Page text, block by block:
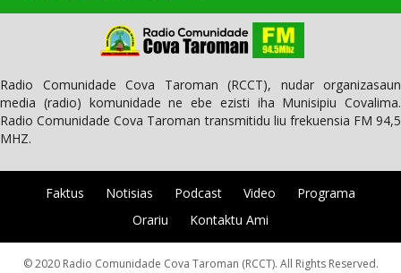
Radio Comunidade Cova Taroman (RCCT), nudar organizasaun
media (radio) komunidade ne ebe ezisti iha Munisipiu Covalima.
Radio Comunidade Cova Taroman transmitidu liu frekuensia FM 94,5
MHZ.
Faktus Notisias Podcast Video
Programa
Orariu
Kontaktu Ami
© 2020 Radio Comunidade Cova Taroman (RCCT). All Rights Reserved.